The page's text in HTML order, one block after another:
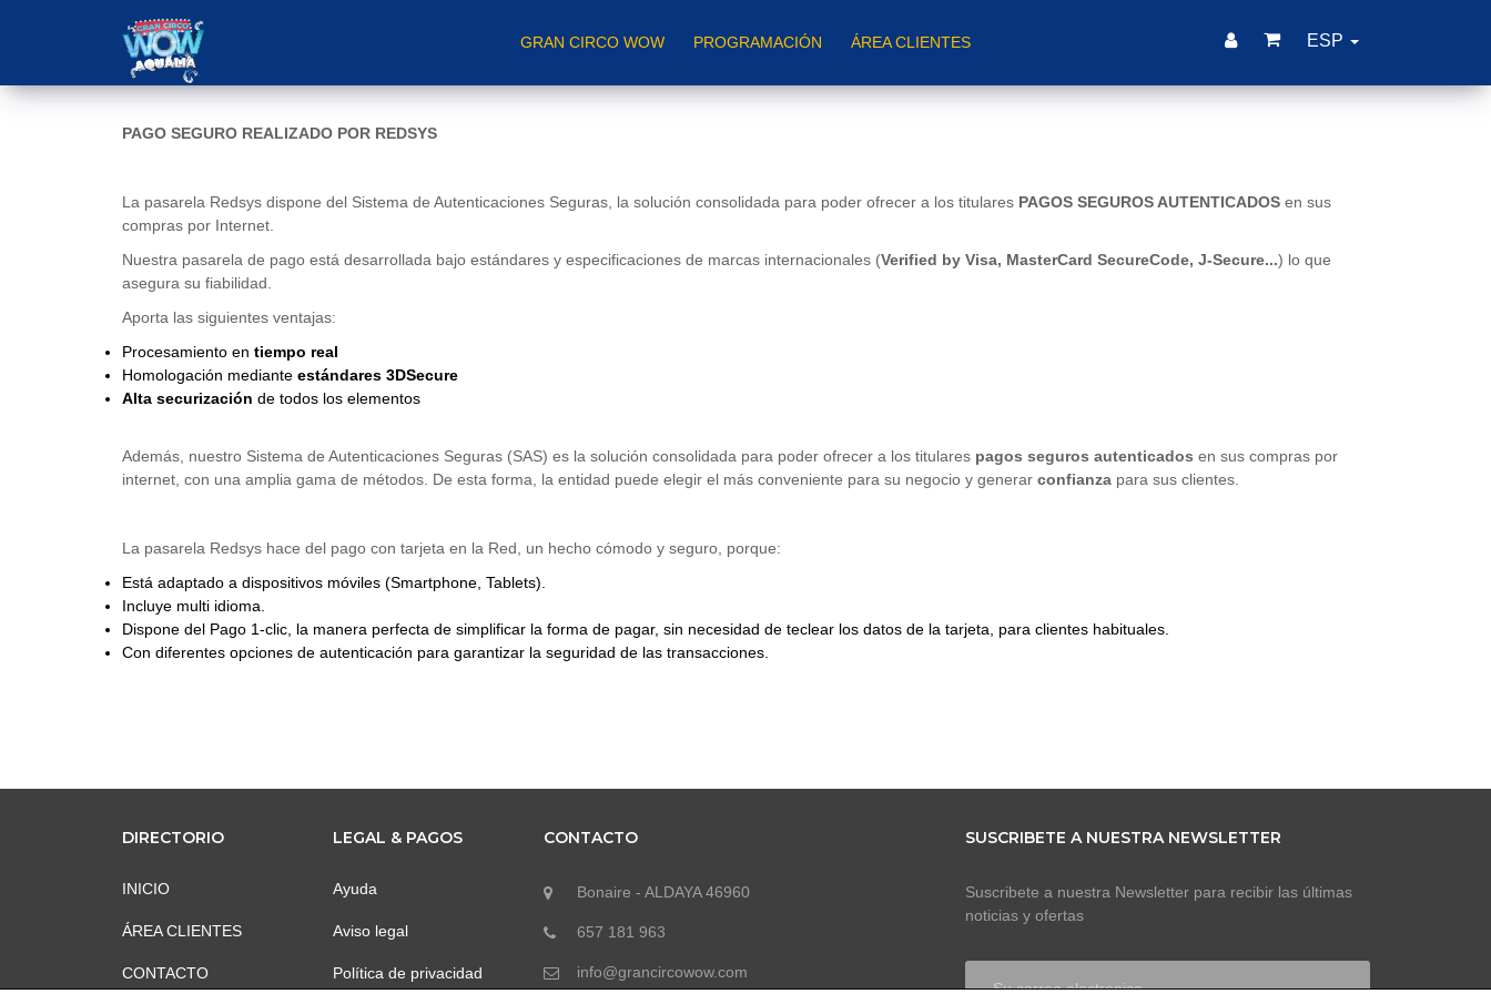
GRAN CIRCO WOW PROGRAMACIÓN ÁREA CLIENTES ESP
PAGO SEGURO REALIZADO POR REDSYS
La pasarela Redsys dispone del Sistema de Autenticaciones Seguras, la solución consolidada para poder ofrecer a los titulares PAGOS SEGUROS AUTENTICADOSen sus
compras por Internet.
Nuestra pasarela de pago está desarrollada bajo estándares y especificaciones de marcas internacionales (Verified by Visa, MasterCard SecureCode, J-Secure...) lo que
asegura su fiabilidad.
Aporta las siguientes ventajas:
Procesamiento en tiempo real
Homologación mediante estándares 3DSecure
Alta securización de todos los elementos
Además, nuestro Sistema de Autenticaciones Seguras (SAS) es la solución consolidada para poder ofrecer a los titulares pagos seguros autenticados en sus compras por
internet, con una amplia gama de métodos. De esta forma, la entidad puede elegir el más conveniente para su negocio y generar confianzapara sus clientes.
La pasarela Redsys hace del pago con tarjeta en la Red, un hecho cómodo y seguro, porque:
Está adaptado a dispositivos móviles (Smartphone, Tablets).
Incluye multi idioma.
Dispone del Pago 1-clic, la manera perfecta de simplificar la forma de pagar, sin necesidad de teclear los datos de la tarjeta, para clientes habituales.
Con diferentes opciones de autenticación para garantizar la seguridad de las transacciones.
DIRECTORIO
INICIO
ÁREA CLIENTES
CONTACTO
LEGAL & PAGOS
Ayuda
Aviso legal
Política de privacidad
CONTACTO
Bonaire - ALDAYA 46960
657 181 963
info@grancircowow.com
SUSCRIBETE A NUESTRA NEWSLETTER
Suscribete a nuestra Newsletter para recibir las últimas
noticias y ofertas